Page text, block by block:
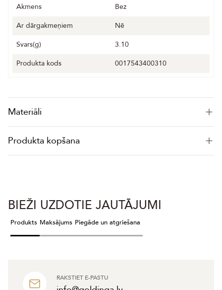
Akmens
Bez
Ar dārgakmeņiem
Nē
Svars(g)
3.10
Produkta kods
0017543400310
Materiāli
Produkta kopšana
RAKSTIET E-PASTU
BIEŽI UZDOTIE JAUTĀJUMI
Produkts Maksājums Piegāde un atgriešana